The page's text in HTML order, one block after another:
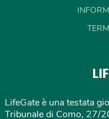
LifeGate è una testata
Tribunale di Como, 27/